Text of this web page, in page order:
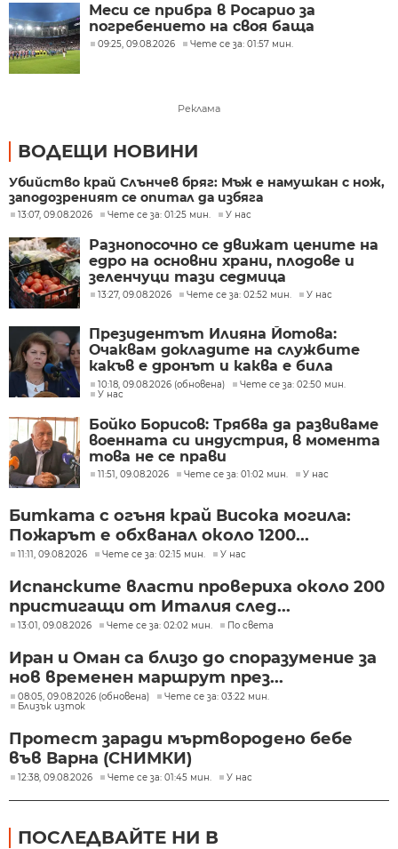
Меси се прибра в Росарио за
погребението на своя баща
09:25, 09.08.2026 Чете се за: 01:57 мин.
Реклама
ВОДЕЩИ НОВИНИ
Убийство край Слънчев бряг: Мъж е намушкан с нож,
заподозреният се опитал да избяга
13:07, 09.08.2026 Чете се за: 01:25 мин. У нас
Разнопосочно се движат цените на
едро на основни храни, плодове и
зеленчуци тази седмица
13:27, 09.08.2026 Чете се за: 02:52 мин. У нас
Президентът Илияна Йотова:
Очаквам докладите на службите
какъв е дронът и каква е била
неговата роля
10:18, 09.08.2026 (обновена)
Чете се за: 02:50 мин.
У нас
Бойко Борисов: Трябва да развиваме
военната си индустрия, в момента
това не се прави
11:51, 09.08.2026 Чете се за: 01:02 мин. У нас
Битката с огъня край Висока могила:
Пожарът е обхванал около 1200...
11:11, 09.08.2026 Чете се за: 02:15 мин. У нас
Испанските власти провериха около 200
пристигащи от Италия след...
13:01, 09.08.2026 Чете се за: 02:02 мин. По света
Иран и Оман са близо до споразумение за
нов временен маршрут през...
08:05, 09.08.2026 (обновена)
Чете се за: 03:22 мин.
Близък изток
Протест заради мъртвородено бебе
във Варна (СНИМКИ)
12:38, 09.08.2026 Чете се за: 01:45 мин. У нас
ПОСЛЕДВАЙТЕ НИ В